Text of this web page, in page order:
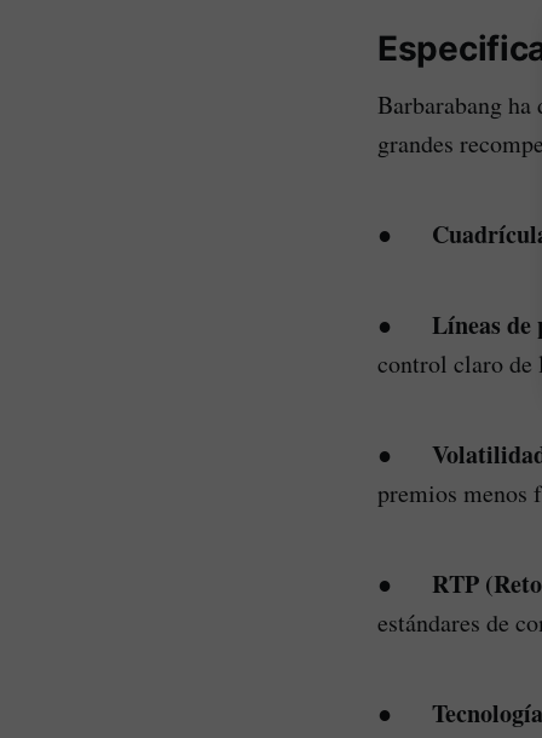
Barbarabang
grandes
●
● Líneas de
control claro de
●
premios menos
● RTP
estándares de
●